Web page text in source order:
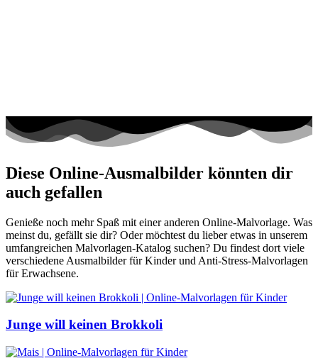
Diese Online-Ausmalbilder könnten dir
auch gefallen
Genieße noch mehr Spaß mit einer anderen Online-Malvorlage. Was
meinst du, gefällt sie dir? Oder möchtest du lieber etwas in unserem
umfangreichen Malvorlagen-Katalog suchen? Du findest dort viele
verschiedene Ausmalbilder für Kinder und Anti-Stress-Malvorlagen
für Erwachsene.
Junge will keinen Brokkoli